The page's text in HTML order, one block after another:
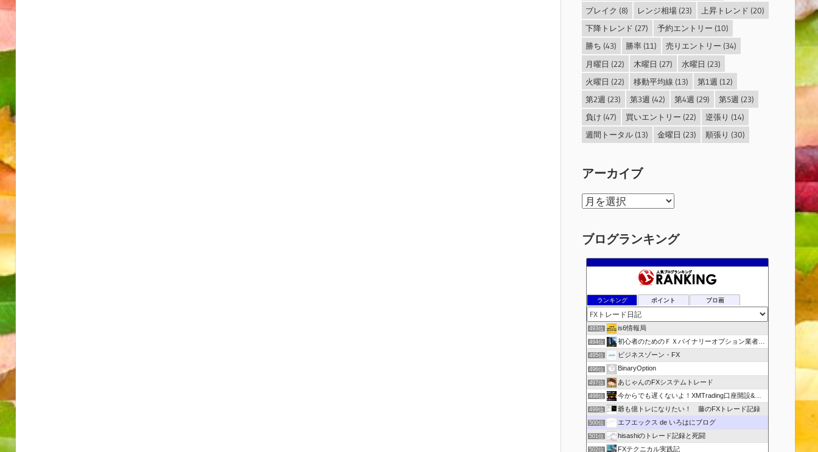
ブレイク (8) レンジ相場 (23) 上昇トレンド (20)
下降トレンド (27) 予約エントリー (10)
勝ち (43) 勝率 (11) 売りエントリー (34)
月曜日 (22) 木曜日 (27) 水曜日 (23)
火曜日 (22) 移動平均線 (13) 第1週 (12)
第2週 (23) 第3週 (42) 第4週 (29) 第5週 (23)
負け (47) 買いエントリー (22) 逆張り (14)
週間トータル (13) 金曜日 (23) 順張り (30)
アーカイブ
ア
カ
ブ
ブログランキング
ランキング ポイント ブロ画
493位 is6情報局
494位 初心者のためのＦＸバイナリーオプション業者比較.com
495位 ビジネスゾーン・FX
496位 BinaryOption
497位 あじゃんのFXシステムトレード
498位 今からでも遅くないよ！XMTrading口座開設&攻略ブログ
499位 爺も億トレになりたい！ 藤のFXトレード記録
500位 エフエックス de いろはにブログ
501位 hisashiのトレード記録と死闘
502位 FXテクニカル実践記